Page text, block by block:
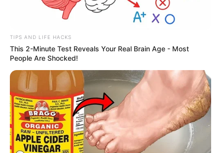
TIPS AND LIFE HACKS
This 2-Minute Test Reveals Your Real Brain Age - Most
People Are Shocked!